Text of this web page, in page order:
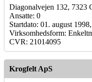
Diagonalvejen 132, 7323
Ansatte: 0
Startdato: 01. august 1998,
Virksomhedsform:
CVR: 21014095
Krogfelt ApS